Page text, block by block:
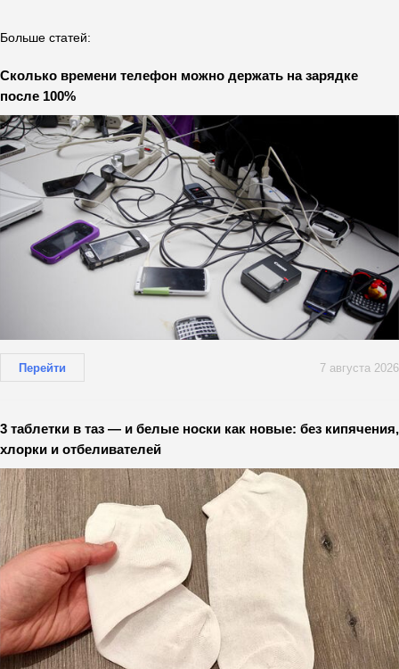
Больше статей:
Сколько времени телефон можно держать на зарядке
после 100%
Перейти 7 августа 2026
3 таблетки в таз — и белые носки как новые: без кипячения,
хлорки и отбеливателей